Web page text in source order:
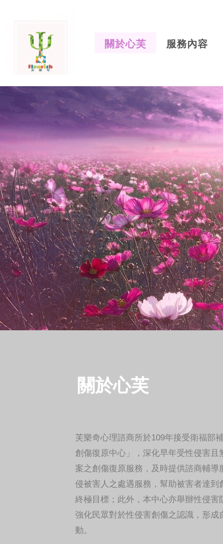
關於心芙 服務內容
衛福部保護服務司為深化
害且無司法協助需求個案
服務，並引導民間團體投
傷復原服務行列，運用公
金補助經費辦理「性侵害
心建置推動計畫」。本所
受衛福部保護服務司委託
芙創傷復原中心」，藉以
關於心芙
芙樂奇心理諮商所於109年接受衛福部
創傷復原中心」，深化早年受性侵害且
案之創傷復原服務，及時提供諮商輔導
侵被害人之處遇服務，幫助被害者達到
終極目標；此外，本中心亦舉辦性侵害
強化民眾對於性侵害創傷之認識，形成
動。
芙樂奇
所-心芙
中心